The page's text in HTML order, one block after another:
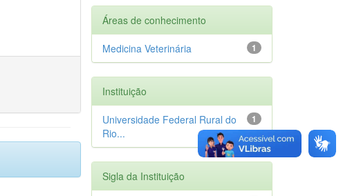
Áreas de conhecimento
1
Medicina Veterinária
Instituição
1
Universidade Federal Rural do
Rio...
Sigla da Instituição